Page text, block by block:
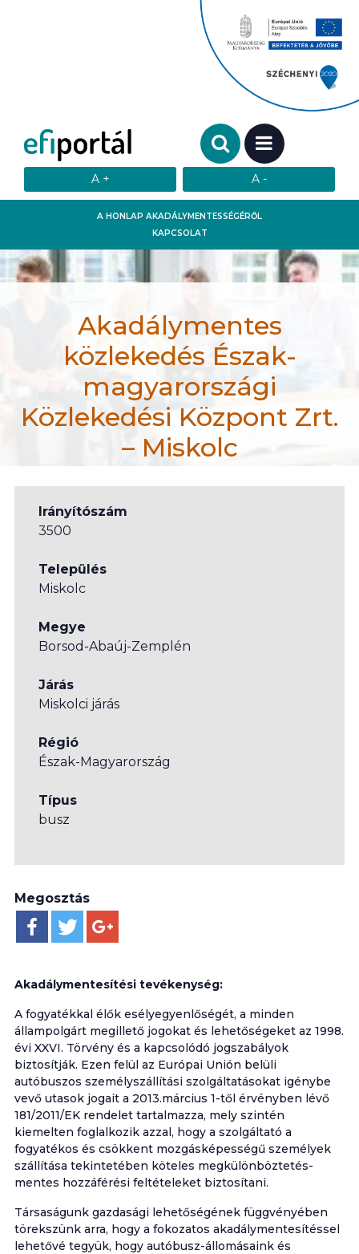
A HONLAP AKADÁLYMENTESSÉGÉRŐL
KAPCSOLAT
Keresendő szó:
MENÜ
Akadálymentes
közlekedés Észak-
magyarországi
Közlekedési Központ Zrt.
– Miskolc
efiportal.hu
Akadálymentes közlekedési lehetőségek
Akadálymentes közlekedés Észak-magyarországi
Irányítószám
3500
Település
Miskolc
Megye
Borsod-Abaúj-Zemplén
Járás
Miskolci járás
Régió
Észak-Magyarország
Típus
busz
Megosztás
Akadálymentesítési tevékenység:
A fogyatékkal élők esélyegyenlőségét, a minden
állampolgárt megillető jogokat és lehetőségeket az 1998.
évi XXVI. Törvény és a kapcsolódó jogszabályok
biztosítják. Ezen felül az Európai Unión belüli
autóbuszos személyszállítási szolgáltatásokat igénybe
vevő utasok jogait a 2013.március 1-től érvényben lévő
181/2011/EK rendelet tartalmazza, mely szintén
kiemelten foglalkozik azzal, hogy a szolgáltató a
fogyatékos és csökkent mozgásképességű személyek
szállítása tekintetében köteles megkülönböztetés-
mentes hozzáférési feltételeket biztosítani.
Társaságunk gazdasági lehetőségének függvényében
törekszünk arra, hogy a fokozatos akadálymentesítéssel
lehetővé tegyük, hogy autóbusz-állomásaink és